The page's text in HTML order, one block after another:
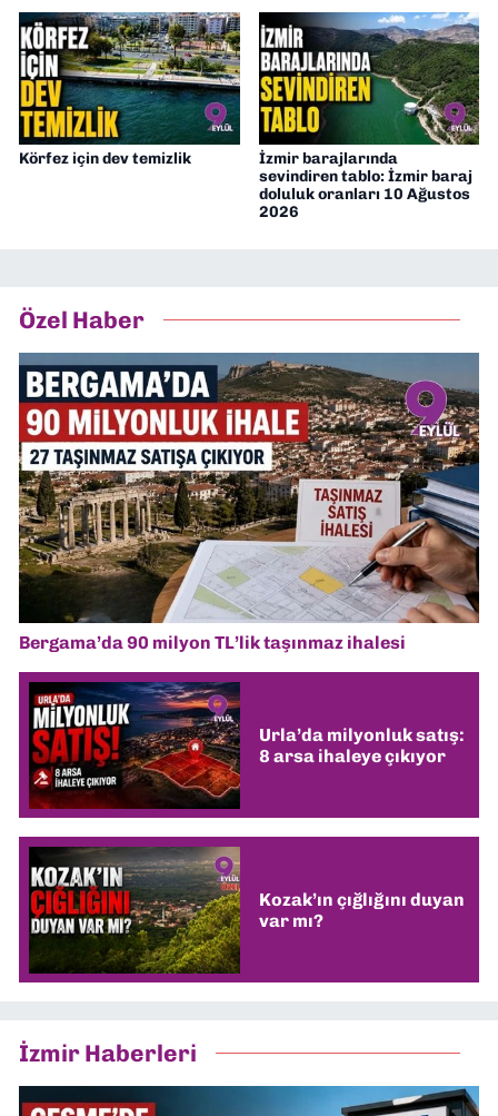
Körfez için dev temizlik
İzmir barajlarında
sevindiren tablo: İzmir baraj
doluluk oranları 10 Ağustos
2026
Özel Haber
Bergama’da 90 milyon TL’lik taşınmaz ihalesi
Urla’da milyonluk satış:
8 arsa ihaleye çıkıyor
Kozak’ın çığlığını duyan
var mı?
İzmir Haberleri